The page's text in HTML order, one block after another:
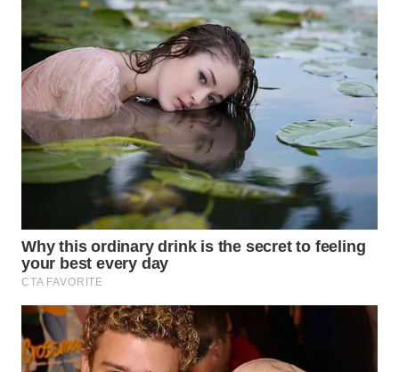
WN
SULUT
WN
MALUKU
WN
MALUT
DAIRI
WN
DANAU
TOBA